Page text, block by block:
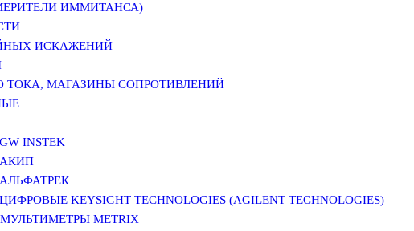
ИММИТАНСА)
ИСКАЖЕНИЙ
МАГАЗИНЫ СОПРОТИВЛЕНИЙ
INSTEK
KEYSIGHT TECHNOLOGIES (AGILENT TECHNOLOGIES)
METRIX